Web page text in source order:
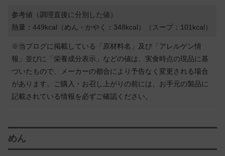
参考値（調理直後に分別した値）
熱量：449kcal（めん・かやく：348kcal）（スープ：101kcal）
※当ブログに掲載している「原材料名」及び「アレルゲン情
報」並びに「栄養成分表示」などの値は、実食時点の現品に基
づいたもので、メーカーの都合により予告なく変更される場合
があります。ご購入・お召し上がりの前には、お手元の製品に
記載されている情報を必ずご確認ください。
めん